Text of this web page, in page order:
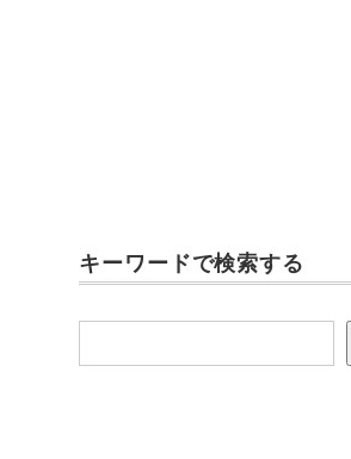
キーワードで検索する